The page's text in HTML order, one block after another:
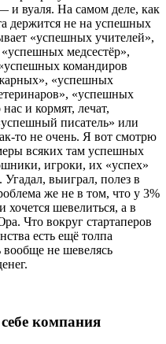
и вуаля. На самом деле, как
держится не на успешных
«успешных учителей»,
медсестёр»,
командиров
«успешных
«успешных
и кормят, лечат,
писатель» или
то не очень. Я вот смотрю
всяких там успешных
игроки, их «успех»
выиграл, полез в
же не в том, что у 3%
хочется шевелиться, а в
Что вокруг стартаперов
есть ещё толпа
вообще не шевелясь
компания